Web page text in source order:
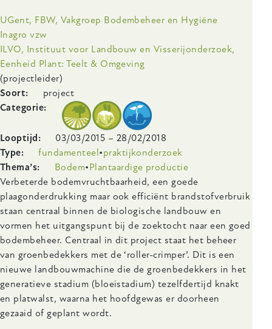
gangbare
Onderzoeksinstelling
UGent, FBW, Vakgroep Bodembeheer en Hygiëne
Inagro vzw
ILVO, Instituut voor Landbouw en Visserijonderzoek,
Eenheid Plant: Teelt & Omgeving
(projectleider)
Soort
project
Categorie
Looptijd 03/03/2015 – 28/02/2018
Type
fundamenteel praktijkonderzoek
Thema’s
Bodem Plantaardige productie
Body
Verbeterde bodemvruchtbaarheid, een goede
plaagonderdrukking maar ook efficiënt brandstofverbruik
staan centraal binnen de biologische landbouw en
vormen het uitgangspunt bij de zoektocht naar een goed
bodembeheer. Centraal in dit project staat het beheer
van groenbedekkers met de ‘roller-crimper’. Dit is een
nieuwe landbouwmachine die de groenbedekkers in het
generatieve stadium (bloeistadium) tezelfdertijd knakt
en platwalst, waarna het hoofdgewas er doorheen
gezaaid of geplant wordt.